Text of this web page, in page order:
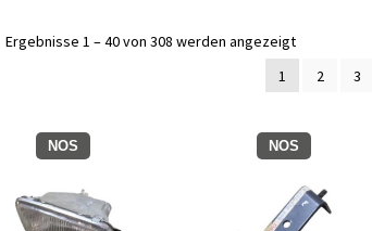
Ergebnisse 1 – 40 von 308 werden angezeigtNach
Aktualität
sortiert
1 2 3
NOS NOS